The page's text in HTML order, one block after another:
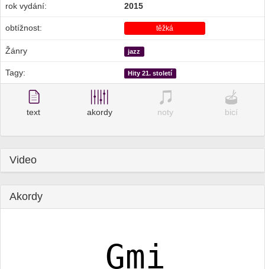
rok vydání: 2015
obtížnost: těžká
Žánry jazz
Tagy: Hity 21. století
text akordy noty bicí
Video
Akordy
Gmi